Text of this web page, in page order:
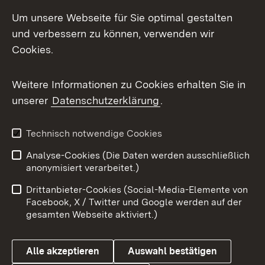
Facebook
X / Twitter
Youtube
Impressum
Kontakt
Barrierefreiheit
Datenschutz
Cookies
Um unsere Webseite für Sie optimal gestalten
und verbessern zu können, verwenden wir
Cookies.
Weitere Informationen zu Cookies erhalten Sie in
unserer Datenschutzerklärung.
Technisch notwendige Cookies
Analyse-Cookies (Die Daten werden ausschließlich
anonymisiert verarbeitet.)
Drittanbieter-Cookies (Social-Media-Elemente von
Facebook, X / Twitter und Google werden auf der
gesamten Webseite aktiviert.)
Alle akzeptieren Auswahl bestätigen